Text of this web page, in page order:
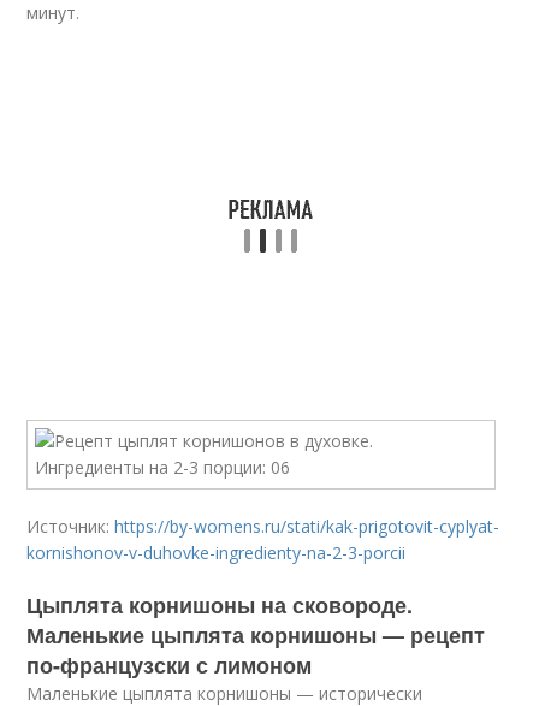
минут.
Источник:https://by-womens.ru/stati/kak-prigotovit-cyplyat-
kornishonov-v-duhovke-ingredienty-na-2-3-porcii
Цыплята корнишоны на сковороде.
Маленькие цыплята корнишоны — рецепт
по-французски с лимоном
Маленькие цыплята корнишоны — исторически